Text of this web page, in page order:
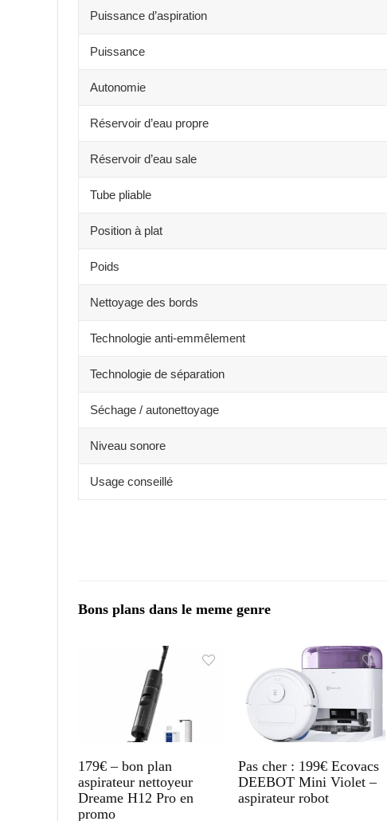
Puissance d’aspiration
Puissance
Autonomie
Réservoir d’eau propre
Réservoir d’eau sale
Tube pliable
Position à plat
Poids
Nettoyage des bords
Technologie anti-emmêlement
Technologie de séparation
Séchage / autonettoyage
Niveau sonore
Usage conseillé
Bons plans dans le meme genre
179€ – bon plan
aspirateur nettoyeur
Dreame H12 Pro en
promo
Pas cher : 199€ Ecovacs
DEEBOT Mini Violet –
aspirateur robot